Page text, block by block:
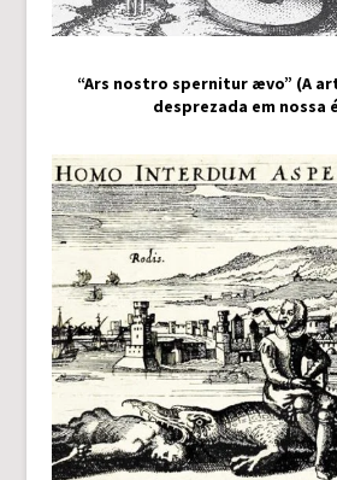
“Ars nostro spernitur ævo” (A
desprezada em nossa